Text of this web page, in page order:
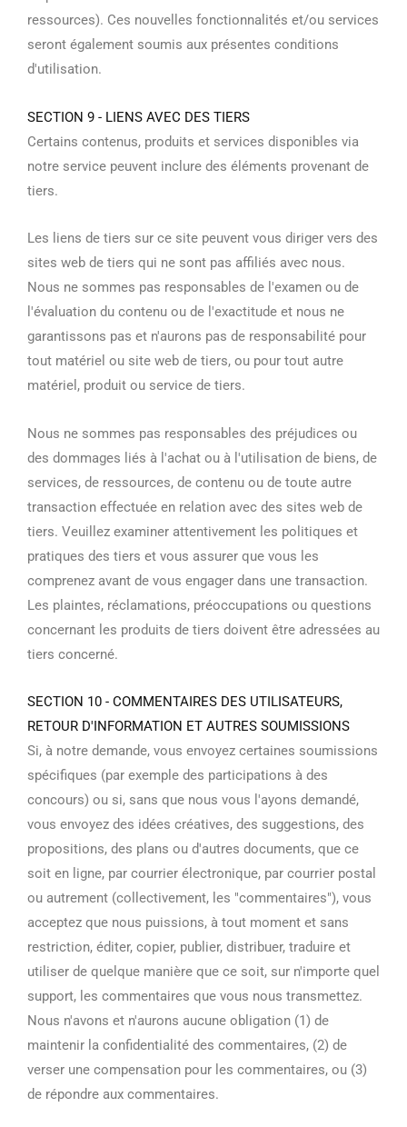
ressources). Ces nouvelles fonctionnalités et/ou services
seront également soumis aux présentes conditions
d'utilisation.
SECTION 9 - LIENS AVEC DES TIERS
Certains contenus, produits et services disponibles via
notre service peuvent inclure des éléments provenant de
tiers.
Les liens de tiers sur ce site peuvent vous diriger vers des
sites web de tiers qui ne sont pas affiliés avec nous.
Nous ne sommes pas responsables de l'examen ou de
l'évaluation du contenu ou de l'exactitude et nous ne
garantissons pas et n'aurons pas de responsabilité pour
tout matériel ou site web de tiers, ou pour tout autre
matériel, produit ou service de tiers.
Nous ne sommes pas responsables des préjudices ou
des dommages liés à l'achat ou à l'utilisation de biens, de
services, de ressources, de contenu ou de toute autre
transaction effectuée en relation avec des sites web de
tiers. Veuillez examiner attentivement les politiques et
pratiques des tiers et vous assurer que vous les
comprenez avant de vous engager dans une transaction.
Les plaintes, réclamations, préoccupations ou questions
concernant les produits de tiers doivent être adressées au
tiers concerné.
SECTION 10 - COMMENTAIRES DES UTILISATEURS,
RETOUR D'INFORMATION ET AUTRES SOUMISSIONS
Si, à notre demande, vous envoyez certaines soumissions
spécifiques (par exemple des participations à des
concours) ou si, sans que nous vous l'ayons demandé,
vous envoyez des idées créatives, des suggestions, des
propositions, des plans ou d'autres documents, que ce
soit en ligne, par courrier électronique, par courrier postal
ou autrement (collectivement, les "commentaires"), vous
acceptez que nous puissions, à tout moment et sans
restriction, éditer, copier, publier, distribuer, traduire et
utiliser de quelque manière que ce soit, sur n'importe quel
support, les commentaires que vous nous transmettez.
Nous n'avons et n'aurons aucune obligation (1) de
maintenir la confidentialité des commentaires, (2) de
verser une compensation pour les commentaires, ou (3)
de répondre aux commentaires.